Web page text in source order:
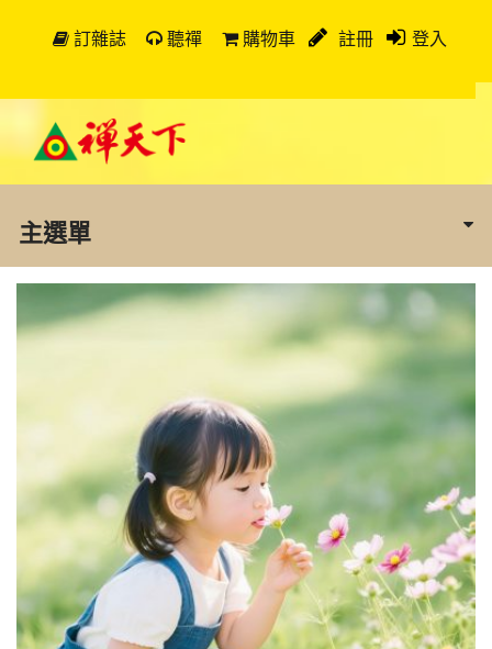
訂雜誌 聽禪 購物車 註冊 登入
主選單